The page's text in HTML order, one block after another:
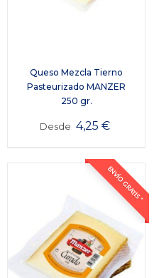
Queso Mezcla Tierno
Pasteurizado MANZER
250 gr.
Desde 4,25€
ENVÍO GRATIS *